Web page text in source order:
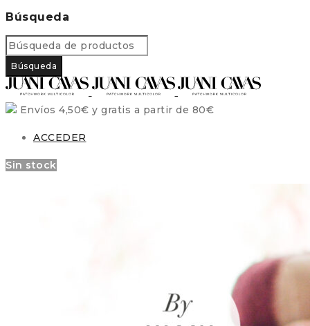
Búsqueda
Envíos 4,50€ y gratis a partir de 80€
ACCEDER
Sin stock